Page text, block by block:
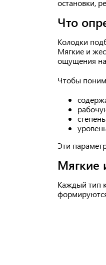
остановки,
Что
Колодки
Мягкие и
ощущения
Чтобы
Эти
Мягкие
Каждый тип